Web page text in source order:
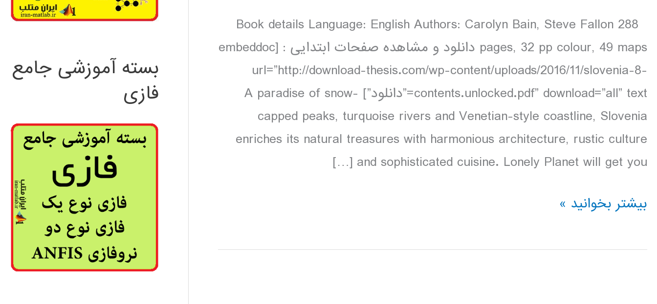
Book details Language: English Authors: Carolyn Bain, Steve Fallon 288
pages, 32 pp colour, 49 maps دانلود و مشاهده صفحات ابتدایی : [embeddoc
url=”http://download-thesis.com/wp-content/uploads/2016/11/slovenia-8-
contents.unlocked.pdf” download=”all” text=”دانلود”] A paradise of snow-
capped peaks, turquoise rivers and Venetian-style coastline, Slovenia
enriches its natural treasures with harmonious architecture, rustic culture
and sophisticated cuisine. Lonely Planet will get you […]
دانلود
Lonely
بیشتر بخوانید »
بسته آموزشی جامع
فازی